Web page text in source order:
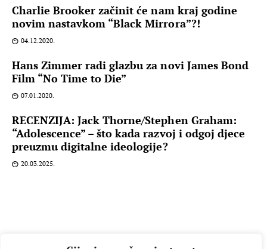
Charlie Brooker začinit će nam kraj godine
novim nastavkom “Black Mirrora”?!
04.12.2020.
Hans Zimmer radi glazbu za novi James Bond
Film “No Time to Die”
07.01.2020.
RECENZIJA: Jack Thorne/Stephen Graham:
“Adolescence” – što kada razvoj i odgoj djece
preuzmu digitalne ideologije?
20.03.2025.